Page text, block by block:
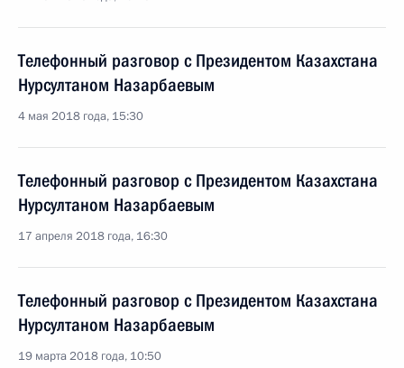
Телефонный разговор с Президентом Казахстана
Нурсултаном Назарбаевым
4 мая 2018 года, 15:30
Телефонный разговор с Президентом Казахстана
Нурсултаном Назарбаевым
17 апреля 2018 года, 16:30
Телефонный разговор с Президентом Казахстана
Нурсултаном Назарбаевым
19 марта 2018 года, 10:50